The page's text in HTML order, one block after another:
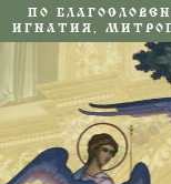
ПО
ИГНАТИЯ,